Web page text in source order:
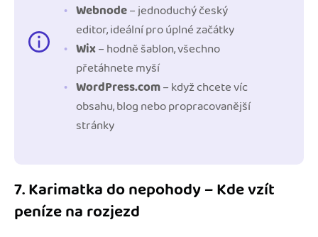
Webnode– jednoduchý český
editor, ideální pro úplné začátky
Wix– hodně šablon, všechno
přetáhnete myší
WordPress.com– když chcete víc
obsahu, blog nebo propracovanější
stránky
7. Karimatka do nepohody – Kde vzít
peníze na rozjezd